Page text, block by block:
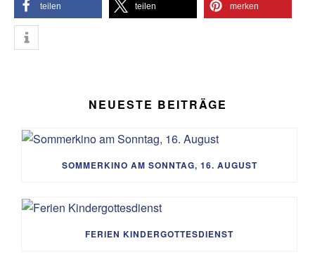
teilen teilen merken
NEUESTE BEITRÄGE
SOMMERKINO AM SONNTAG, 16. AUGUST
FERIEN KINDERGOTTESDIENST